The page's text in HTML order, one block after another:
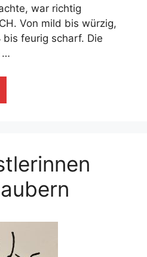
war richtig
Von mild bis würzig,
feurig scharf. Die
…